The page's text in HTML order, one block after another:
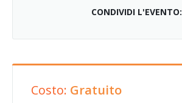
CONDIVIDI L'EVENTO:
Costo: Gratuito